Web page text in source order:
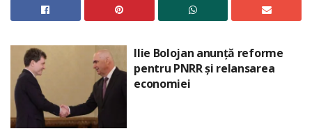
Ilie Bolojan anunță reforme
pentru PNRR și relansarea
economiei